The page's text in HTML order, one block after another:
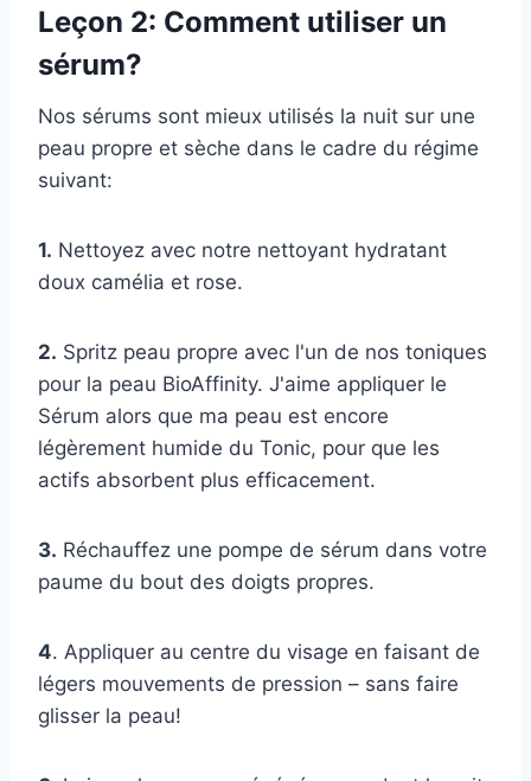
Leçon 2: Comment utiliser un
sérum?
Nos sérums sont mieux utilisés la nuit sur une
peau propre et sèche dans le cadre du régime
suivant:
1. Nettoyez avec notre nettoyant hydratant
doux camélia et rose.
2. Spritz peau propre avec l'un de nos toniques
pour la peau BioAffinity. J'aime appliquer le
Sérum alors que ma peau est encore
légèrement humide du Tonic, pour que les
actifs absorbent plus efficacement.
3. Réchauffez une pompe de sérum dans votre
paume du bout des doigts propres.
4. Appliquer au centre du visage en faisant de
légers mouvements de pression – sans faire
glisser la peau!